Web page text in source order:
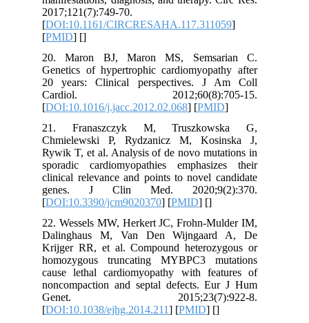
2017;121(7):749-70.
[DOI:10.1161/
20. Maron BJ, Maron MS,
Genetics of hypertrophic
20 years: Clinical perspectives. J
Cardiol.
[DOI:10.1016/j.jacc.2012.02.068
21. Franaszczyk M,
Chmielewski P, Rydzanicz M,
Rywik T, et al. Analysis of de novo
sporadic cardiomyopathies
clinical relevance and points to novel
genes. J Clin Med.
[DOI:10.3390/jcm9020370
22. Wessels MW, Herkert JC, Frohn-
Dalinghaus M, Van Den
Krijger RR, et al. Compound
homozygous truncating MYBPC3
cause lethal cardiomyopathy with
noncompaction and septal defects.
Genet.
[DOI:10.1038/ejhg.2014.211